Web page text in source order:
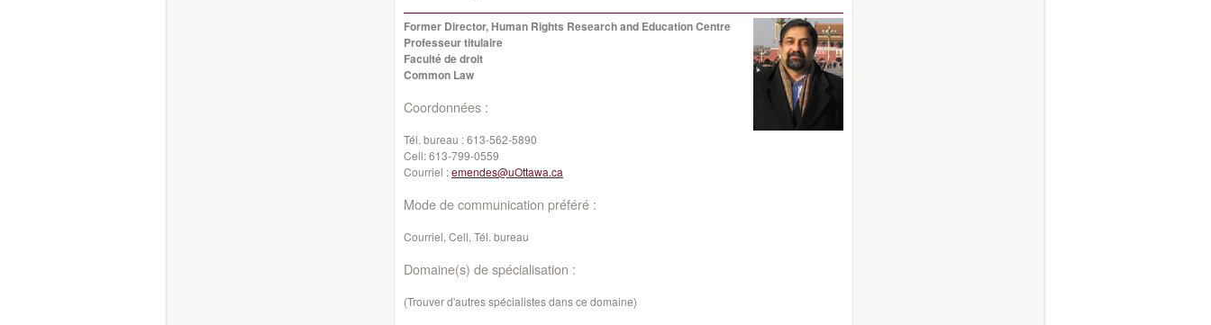
Former Director, Human Rights Research and Education Centre
Professeur titulaire
Faculté de droit
Common Law
Coordonnées :
Tél. bureau :613-562-5890
Cell:613-799-0559
Courriel :emendes@uOttawa.ca
Mode de communication préféré :
Courriel, Cell, Tél. bureau
Domaine(s) de spécialisation :
(Trouver d'autres spécialistes dans ce domaine)